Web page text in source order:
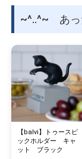
~^..^~ あっ
【balvi】トゥースピ
ックホルダー キャ
ット ブラック